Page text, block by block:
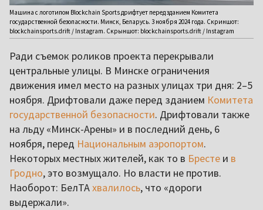
Машина с логотипом Blockchain Sports дрифтует перед зданием Комитета
государственной безопасности. Минск, Беларусь. 3 ноября 2024 года. Скриншот:
blockchainsports.drift / Instagram. Скрыншот: blockchainsports.drift / Instagram
Ради съемок роликов проекта перекрывали
центральные улицы. В Минске ограничения
движения имел место на разных улицах три дня: 2–5
ноября. Дрифтовали даже перед зданием Комитета
государственной безопасности. Дрифтовали также
на льду «Минск-Арены» и в последний день, 6
ноября, перед Национальным аэропортом.
Некоторых местных жителей, как то в Бресте и в
Гродно, это возмущало. Но власти не против.
Наоборот: БелТАхвалилось, что «дороги
выдержали».